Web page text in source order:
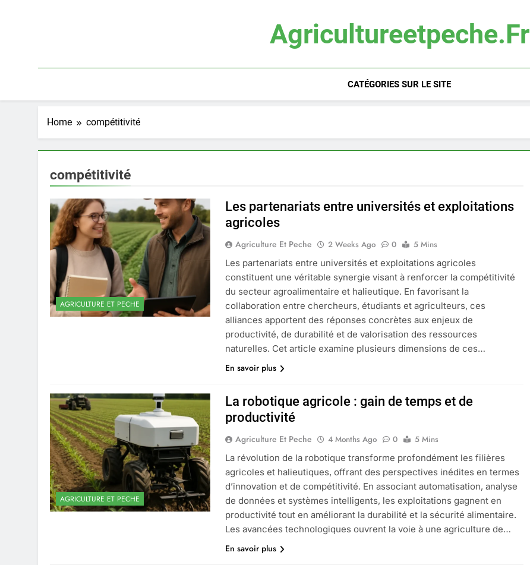
Agricultureetpeche.fr
CATÉGORIES SUR LE SITE
Home compétitivité
compétitivité
AGRICULTURE ET PECHE
Les partenariats entre universités et exploitations
agricoles
Agriculture Et Peche 2 Weeks Ago 0
5 Mins
Les partenariats entre universités et exploitations agricoles
constituent une véritable synergie visant à renforcer la compétitivité
du secteur agroalimentaire et halieutique. En favorisant la
collaboration entre chercheurs, étudiants et agriculteurs, ces
alliances apportent des réponses concrètes aux enjeux de
productivité, de durabilité et de valorisation des ressources
naturelles. Cet article examine plusieurs dimensions de ces…
En savoir plus
AGRICULTURE ET PECHE
La robotique agricole : gain de temps et de
productivité
Agriculture Et Peche 4 Months Ago 0
5 Mins
La révolution de la robotique transforme profondément les filières
agricoles et halieutiques, offrant des perspectives inédites en termes
d’innovation et de compétitivité. En associant automatisation, analyse
de données et systèmes intelligents, les exploitations gagnent en
productivité tout en améliorant la durabilité et la sécurité alimentaire.
Les avancées technologiques ouvrent la voie à une agriculture de…
En savoir plus